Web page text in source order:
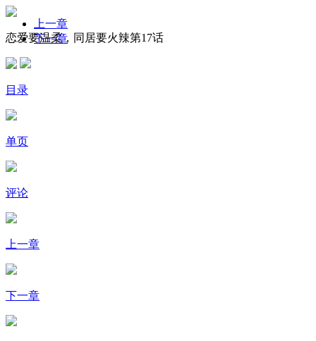
恋爱要温柔，同居要火辣第17话
上一章
下一章
目录
单页
评论
上一章
下一章